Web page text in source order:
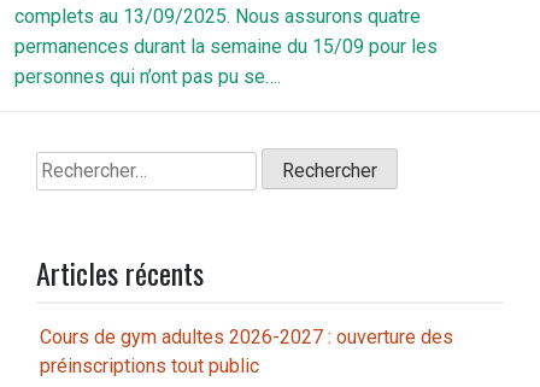
complets au 13/09/2025. Nous assurons quatre
permanences durant la semaine du 15/09 pour les
personnes qui n’ont pas pu se….
Rechercher :
Articles récents
Cours de gym adultes 2026-2027 : ouverture des
préinscriptions tout public